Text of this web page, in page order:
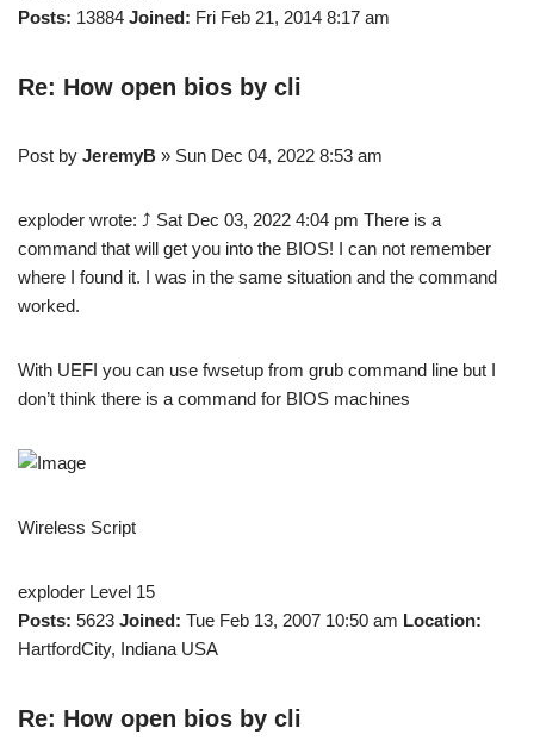
Posts: 13884 Joined: Fri Feb 21, 2014 8:17 am
Re: How open bios by cli
Post by JeremyB » Sun Dec 04, 2022 8:53 am
exploder wrote: ⤴ Sat Dec 03, 2022 4:04 pm There is a
command that will get you into the BIOS! I can not remember
where I found it. I was in the same situation and the command
worked.
With UEFI you can use fwsetup from grub command line but I
don’t think there is a command for BIOS machines
Wireless Script
exploder Level 15
Posts: 5623 Joined: Tue Feb 13, 2007 10:50 am Location:
HartfordCity, Indiana USA
Re: How open bios by cli